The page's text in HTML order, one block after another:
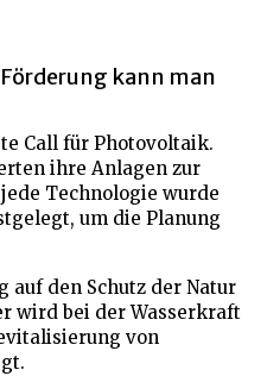
kann man
Call für Photovoltaik.
ihre Anlagen zur
Technologie wurde
um die Planung
auf den Schutz der Natur
wird bei der Wasserkraft
von